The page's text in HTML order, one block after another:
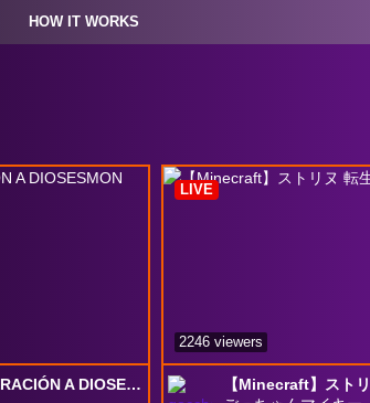
HOW IT WORKS
LLEGA LA 3ª GENERACIÓN A DIOSESMON #11
LIVE
2246 viewers